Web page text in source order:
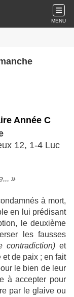
MENU
Année C
12, 1-4 Luc
»
à mort,
en lui prédisant
le deuxième
les fausses
contradiction) et
de paix ; en fait
le bien de leur
à accepter pour
par le glaive ou